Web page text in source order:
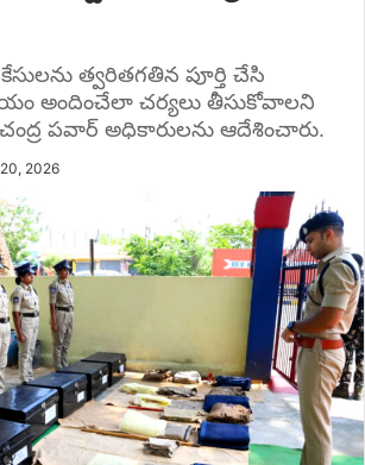
త్వరితగతిన పూర్తి చేసి
అందించేలా చర్యలు తీసుకోవాలని
పవార్ అధికారులను ఆదేశించారు.
2026